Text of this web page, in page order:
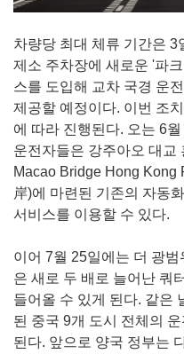
차량당 최대 체류 기간은
제소 주차장에 새로운 '파
스를 도입해 교차 국경 운
제공할 예정이다. 이번 조
에 따라 진행된다. 오는 6
운전자들은 강주아오 대
Macao Bridge Hong Kong
岸)에 마련된 기존의 자동
서비스를 이용할 수 있다.
이어 7월 25일에는 더 광
은 새로 두 배로 늘어난 쿼
들어올 수 있게 된다. 같은
된 중국 9개 도시 전체의
된다. 앞으로 양국 정부는